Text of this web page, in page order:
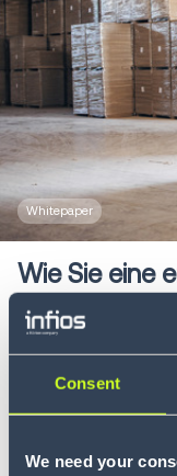
Consent
We need your
Whitepaper
Wie Sie eine
Entdecken Sie,